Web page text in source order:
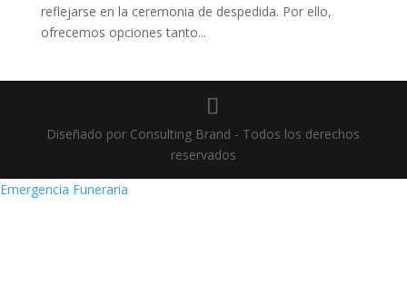
reflejarse en la ceremonia de despedida. Por ello,
ofrecemos opciones tanto...
Diseñado por Consulting Brand - Todos los derechos
reservados
Emergencia Funeraria